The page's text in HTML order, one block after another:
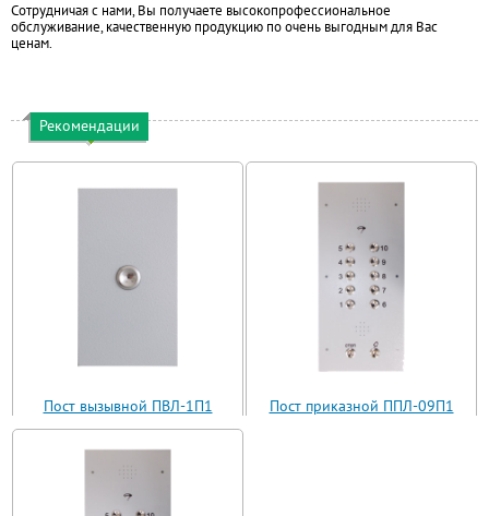
Сотрудничая с нами, Вы получаете высокопрофессиональное
обслуживание, качественную продукцию по очень выгодным для Вас
ценам.
Рекомендации
Пост вызывной ПВЛ-1П1
(ВП11-1)
Пост приказной ППЛ-09П1